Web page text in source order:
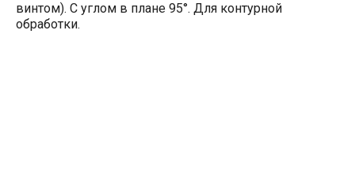
винтом). С углом в плане 95°. Для контурной
обработки.